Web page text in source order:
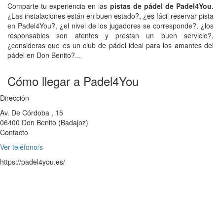
Comparte tu experiencia en las pistas de pádel de Padel4You.
¿Las instalaciones están en buen estado?, ¿es fácil reservar pista
en Padel4You?, ¿el nivel de los jugadores se corresponde?, ¿los
responsables son atentos y prestan un buen servicio?,
¿consideras que es un club de pádel ideal para los amantes del
pádel en Don Benito?...
Cómo llegar a Padel4You
Dirección
Av. De Córdoba , 15
06400 Don Benito (Badajoz)
Contacto
Ver teléfono/s
https://padel4you.es/